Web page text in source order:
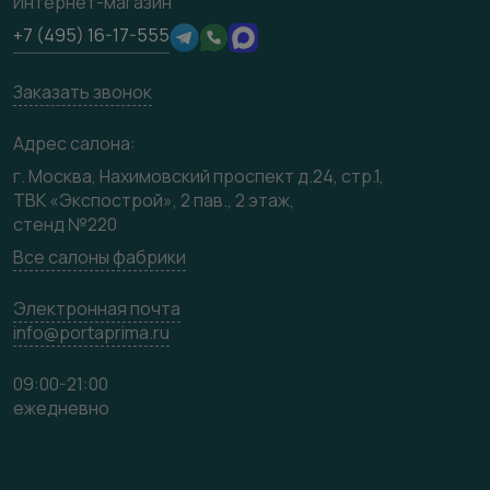
Техническая информация
Юридическая информация
Производство
Медиацентр
Видео
Карта сайта
+7 (495) 16-17-555
Заказать звонок
Адрес салона:
г. Москва, Нахимовский проспект д.24, стр.1,
ТВК «Экспострой», 2 пав., 2 этаж,
стенд №220
Все салоны фабрики
Электронная почта
info@portaprima.ru
09:00-21:00
ежедневно